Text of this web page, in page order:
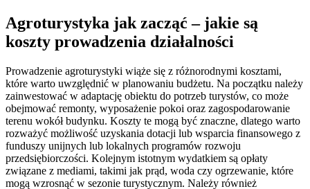
Agroturystyka jak zacząć – jakie są
koszty prowadzenia działalności
Prowadzenie agroturystyki wiąże się z różnorodnymi kosztami,
które warto uwzględnić w planowaniu budżetu. Na początku należy
zainwestować w adaptację obiektu do potrzeb turystów, co może
obejmować remonty, wyposażenie pokoi oraz zagospodarowanie
terenu wokół budynku. Koszty te mogą być znaczne, dlatego warto
rozważyć możliwość uzyskania dotacji lub wsparcia finansowego z
funduszy unijnych lub lokalnych programów rozwoju
przedsiębiorczości. Kolejnym istotnym wydatkiem są opłaty
związane z mediami, takimi jak prąd, woda czy ogrzewanie, które
mogą wzrosnąć w sezonie turystycznym. Należy również